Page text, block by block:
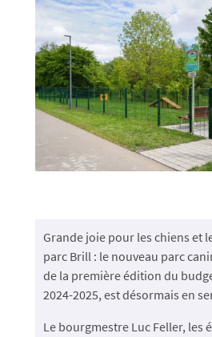
Grande joie pour les chiens et
parc Brill : le nouveau parc
de la première édition du
2024-2025, est désormais en
Le bourgmestre Luc Feller, les